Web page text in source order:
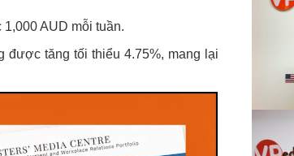
AUD mỗi tuần.
được tăng tối thiểu 4.75%, mang lại